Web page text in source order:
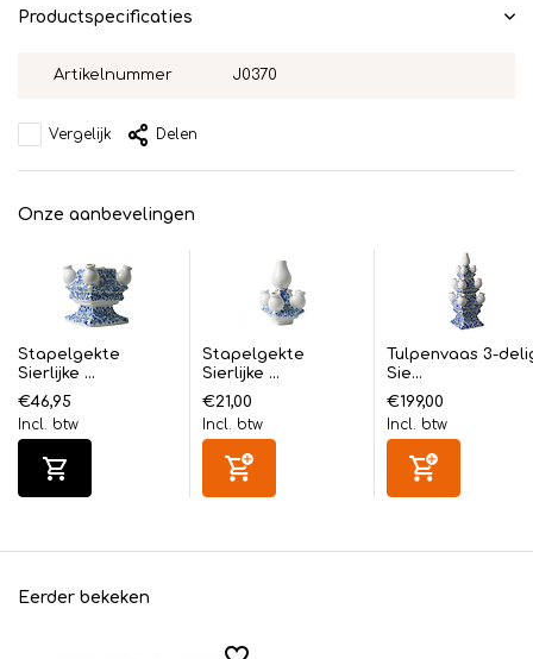
Productspecificaties
Artikelnummer J0370
Vergelijk Delen
Onze aanbevelingen
Stapelgekte
Sierlijke ...
€46,95
Incl. btw
Stapelgekte
Sierlijke ...
€21,00
Incl. btw
Tulpenvaas 3-
Sie...
€199,00
Incl. btw
Eerder bekeken